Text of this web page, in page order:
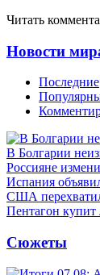
Читать
Новости
Последние
В Болгарии
Россияне
Испания
США
Пентагон
Сюжеты